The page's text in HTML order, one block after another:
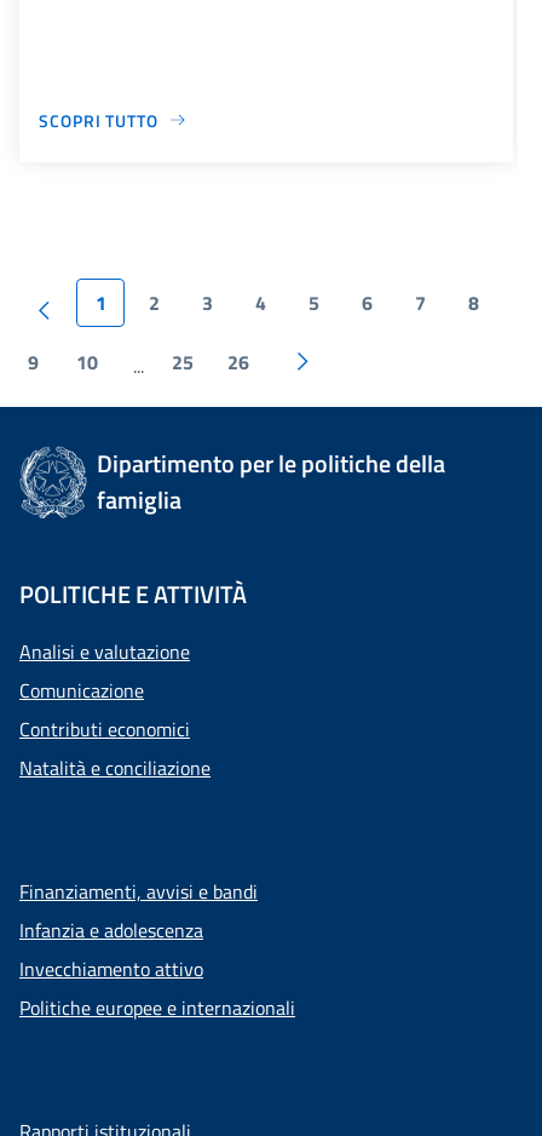
SCOPRI TUTTO
1 2 3 4 5 6 7 8
9 10 ... 25 26
Dipartimento per le politiche della
famiglia
POLITICHE E ATTIVITÀ
Analisi e valutazione
Comunicazione
Contributi economici
Natalità e conciliazione
Finanziamenti, avvisi e bandi
Infanzia e adolescenza
Invecchiamento attivo
Politiche europee e internazionali